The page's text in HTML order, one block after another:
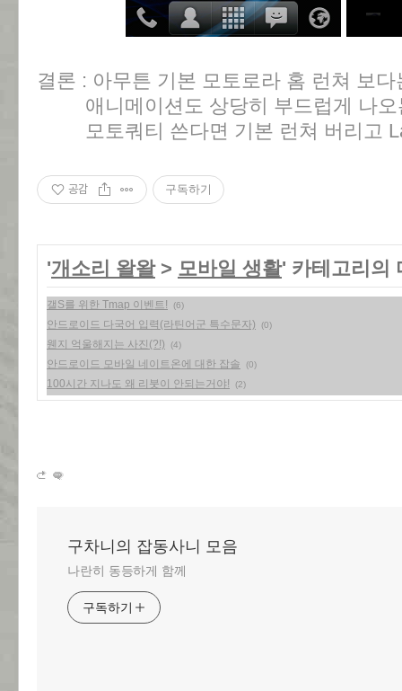
결론 : 아무튼 기본 모토로라 홈 런쳐 보
애니메이션도 상당히 부드럽게 나오
모토쿼티 쓴다면 기본 런쳐 버리고
공감 구독하기
'개소리 왈왈> 모바일 생활' 카테고리의
갤S를 위한 Tmap 이벤트! (6)
안드로이드 다국어 입력(라틴어군 특수문자) (0)
웬지 억울해지는 사진(?!) (4)
안드로이드 모바일 네이트온에 대한 잡솔 (0)
100시간 지나도 왜 리붓이 안되는거야! (2)
구차니의 잡동사니 모음
나란히 동등하게 함께
구독하기